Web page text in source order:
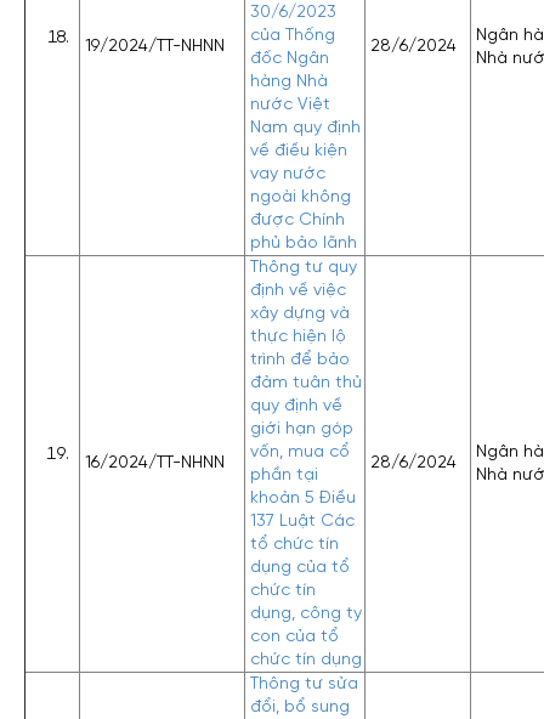
19/2024/TT-NHNN
30/6/2023
của Thống
đốc Ngân
hàng Nhà
nước Việt
Nam quy định
về điều kiện
vay nước
ngoài không
được Chính
phủ bảo lãnh
28/6/2024
Ngân
Nhà
16/2024/TT-NHNN
Thông tư quy
định về việc
xây dựng và
thực hiện lộ
trình để bảo
đảm tuân thủ
quy định về
giới hạn góp
vốn, mua cổ
phần tại
khoản 5 Điều
137 Luật Các
tổ chức tín
dụng của tổ
chức tín
dụng, công ty
con của tổ
chức tín dụng
28/6/2024
Ngân
Nhà
Thông tư sửa
đổi, bổ sung